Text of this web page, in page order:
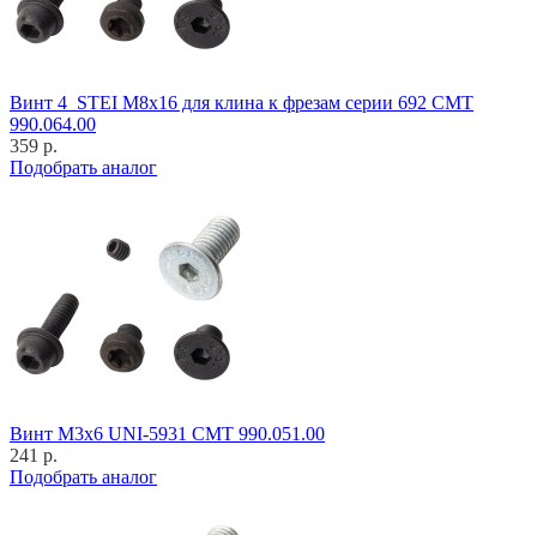
Винт 4_STEI M8x16 для клина к фрезам серии 692 CMT
990.064.00
359 р.
Подобрать аналог
Винт M3x6 UNI-5931 CMT 990.051.00
241 р.
Подобрать аналог